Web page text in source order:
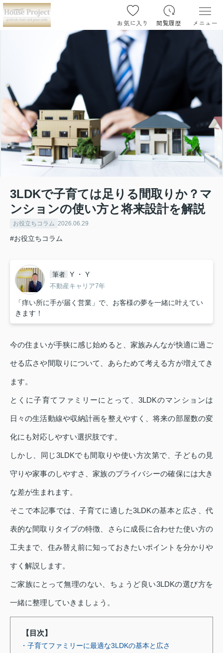
お気に入り 閲覧履歴 メニュー
3LDKで子育ては足りる間取りか？マ
ンションの使い方と将来設計を解説
お役立ちコラム 2026.06.29
#お役立ちコラム
筆者 Y ・ Y
不動産キャリア7年
「痒い所に手が届く営業」で、お客様の夢を一緒に叶えてい
きます！
今の住まいが手狭に感じ始めると、家族みんなが快適に過ご
せる広さや間取りについて、あらためて考える方が増えてき
ます。
とくに子育てファミリーにとって、3LDKのマンションは
日々の生活動線や収納計画を整えやすく、将来の部屋数の変
化にも対応しやすい選択肢です。
しかし、同じ3LDKでも間取りや使い方次第で、子どもの見
守りや家事のしやすさ、家族のプライバシーの確保には大き
な差が生まれます。
そこで本記事では、子育てに適した3LDKの基本と広さ、代
表的な間取りタイプの特徴、さらに成長に合わせた使い方の
工夫まで、住み替え前に知っておきたいポイントを分かりや
すく解説します。
ご家族にとって無理のない、ちょうど良い3LDKの選び方を
一緒に整理していきましょう。
【目次】
・子育てファミリーに最適な3LDKの基本と広さ